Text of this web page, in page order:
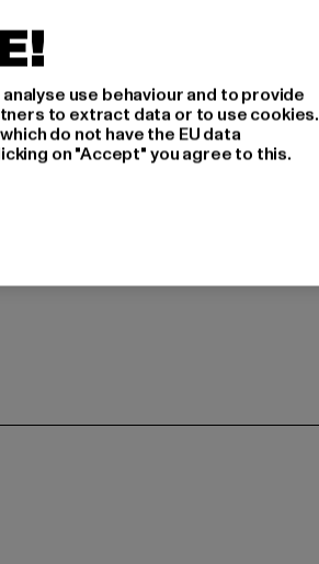
use behaviour and to provide
to extract data or to use cookies.
do not have the EU data
on "Accept" you agree to this.